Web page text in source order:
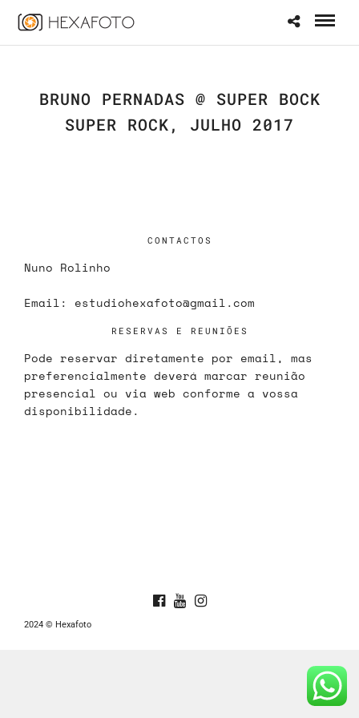
BRUNO PERNADAS @ SUPER BOCK
SUPER ROCK, JULHO 2017
CONTACTOS
Nuno Rolinho
Email: estudiohexafoto@gmail.com
RESERVAS E REUNIÕES
Pode reservar diretamente por email, mas
preferencialmente deverá marcar reunião
presencial ou via web conforme a vossa
disponibilidade.
2024 © Hexafoto